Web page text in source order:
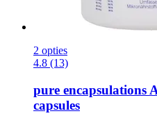
2 opties
4.8 (13)
pure encapsulations
capsules